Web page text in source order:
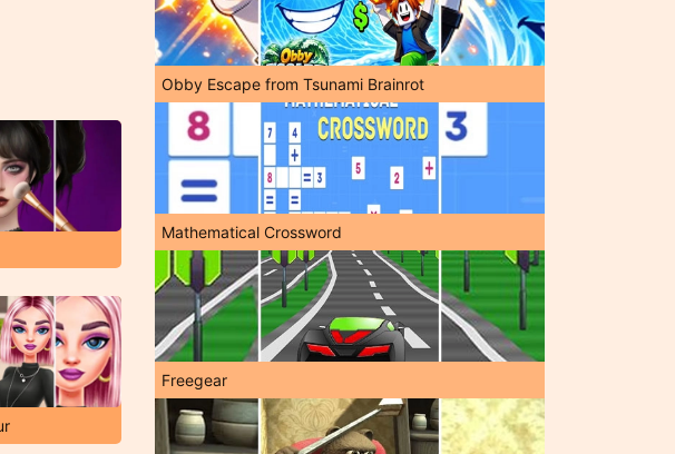
Obby Escape from Tsunami Brainrot
Mathematical Crossword
Freegear